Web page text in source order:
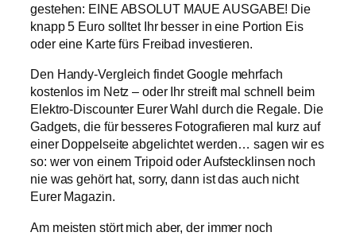
gestehen: EINE ABSOLUT MAUE AUSGABE! Die
knapp 5 Euro solltet Ihr besser in eine Portion Eis
oder eine Karte fürs Freibad investieren.
Den Handy-Vergleich findet Google mehrfach
kostenlos im Netz – oder Ihr streift mal schnell beim
Elektro-Discounter Eurer Wahl durch die Regale. Die
Gadgets, die für besseres Fotografieren mal kurz auf
einer Doppelseite abgelichtet werden… sagen wir es
so: wer von einem Tripoid oder Aufstecklinsen noch
nie was gehört hat, sorry, dann ist das auch nicht
Eurer Magazin.
Am meisten stört mich aber, der immer noch